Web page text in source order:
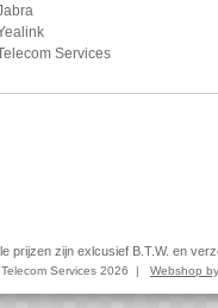
Services
prijzen zijn exlcusief B.T.W. en
Services 2026 | Webshop